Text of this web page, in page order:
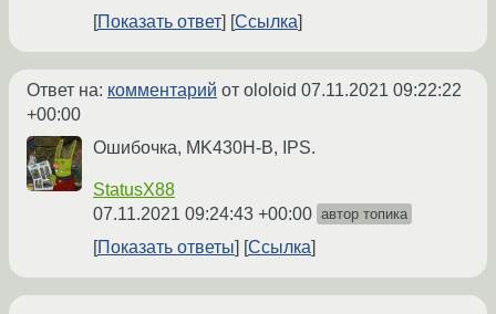
Показать ответ
Ссылка
Ответ на: комментарий от ololoid 07.11.2021 09:22:22
+00:00
Ошибочка, MK430H-B, IPS.
StatusX88
07.11.2021 09:24:43 +00:00 автор топика
Показать ответы Ссылка